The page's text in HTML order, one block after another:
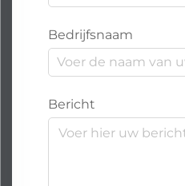
Bedrijfsnaam
Bericht